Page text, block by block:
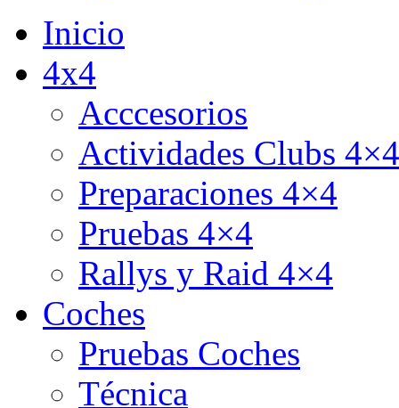
Inicio
4x4
Acccesorios
Actividades Clubs 4×4
Preparaciones 4×4
Pruebas 4×4
Rallys y Raid 4×4
Coches
Pruebas Coches
Técnica